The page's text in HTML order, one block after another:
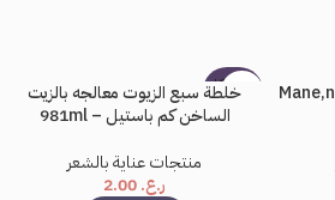
بخاخ لفك تشابك الشعر من – Mane,n
بيعت كل
ها
خلطة سبع الزيوت معالجه بالزيت
الساخن كم باستيل – 981ml
منتجات عناية بالشعر
ر.ع.